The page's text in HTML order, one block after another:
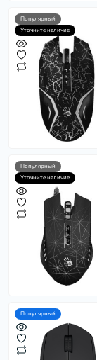
Популярный
Уточните наличие
Популярный
Уточните наличие
Популярный